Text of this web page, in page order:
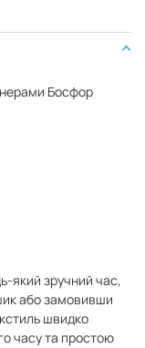
Босфор
який зручний час,
або замовивши
швидко
часу та простою